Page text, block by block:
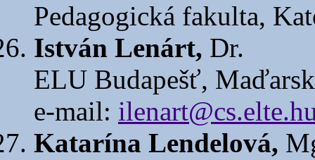
Pedagogická fakulta,
István Lenárt, Dr.
ELU Budapešť,
e-mail:
Katarína Lendelová,